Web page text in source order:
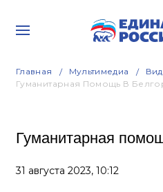
Главная Мультимедиа
Гуманитарная Помощь В
Гуманитарная
31 августа 2023, 10:12